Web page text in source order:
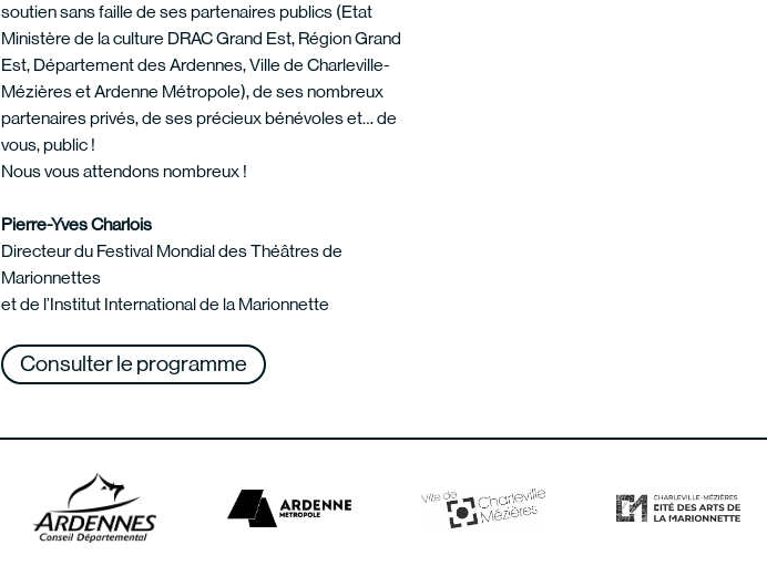
soutien sans faille de ses partenaires publics (Etat
Ministère de la culture DRAC Grand Est, Région Grand
Est, Département des Ardennes, Ville de Charleville-
Mézières et Ardenne Métropole), de ses nombreux
partenaires privés, de ses précieux bénévoles et… de
vous, public !
Nous vous attendons nombreux !
Pierre-Yves Charlois
Directeur du Festival Mondial des Théâtres de
Marionnettes
et de l’Institut International de la Marionnette
Consulter le programme